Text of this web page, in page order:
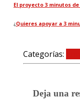
El proyecto 3 minutos
¿Quieres apoyar a 3
Categorías:
Deja una